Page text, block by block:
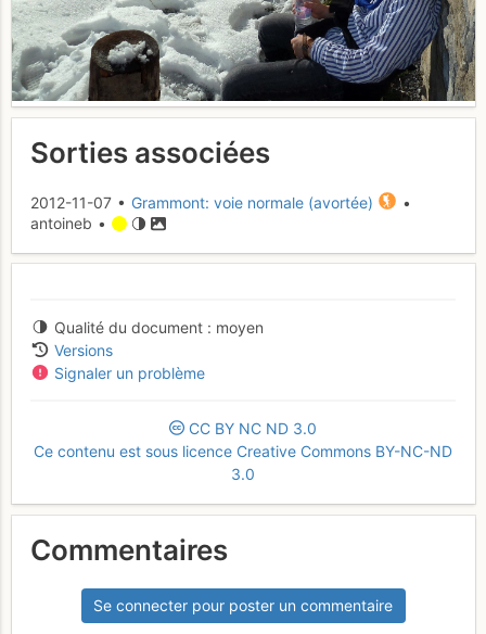
Sorties associées
2012-11-07 • Grammont: voie normale (avortée)
•
antoineb •
Qualité du document
moyen
Versions
Signaler un problème
CC BY NC ND 3.0
Ce contenu est sous licence Creative Commons BY-NC-ND
3.0
Commentaires
Se connecter pour poster un commentaire